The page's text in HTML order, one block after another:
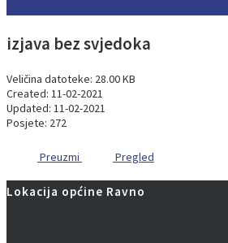
izjava bez svjedoka
Veličina datoteke: 28.00 KB
Created: 11-02-2021
Updated: 11-02-2021
Posjete: 272
Preuzmi Pregled
Lokacija općine Ravno